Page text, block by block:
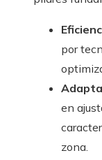
por
en
zona.